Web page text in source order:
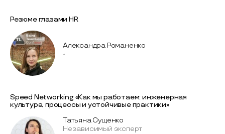
Резюме глазами HR
Александра Романенко
-
Speed Networking «Как мы работаем: инженерная
культура, процессы и устойчивые практики»
Татьяна Сущенко
Независимый эксперт